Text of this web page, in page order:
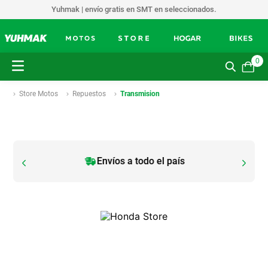
Yuhmak | envío gratis en SMT en seleccionados.
0
Store Motos Repuestos Transmision
Envíos a todo el país